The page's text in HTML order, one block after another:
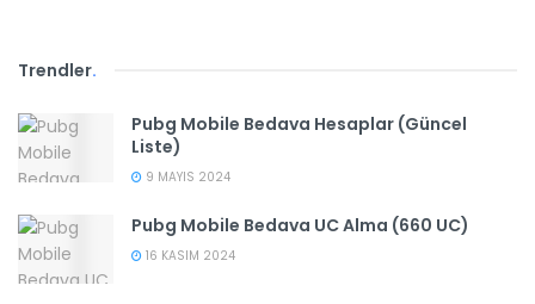
Trendler.
Pubg Mobile Bedava Hesaplar (Güncel
Liste)
9 MAYIS 2024
Pubg Mobile Bedava UC Alma (660 UC)
16 KASIM 2024